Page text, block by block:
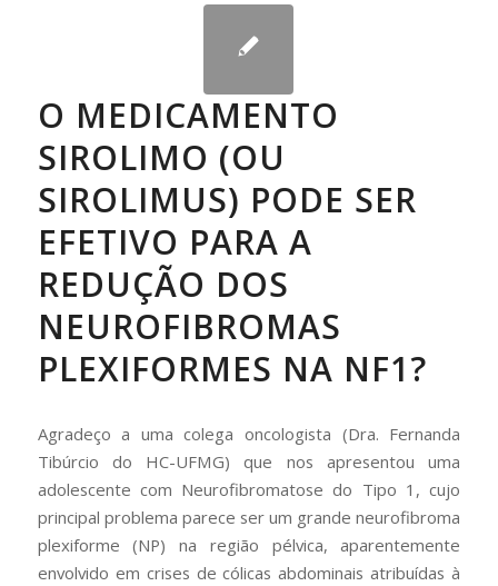
O MEDICAMENTO
SIROLIMO (OU
SIROLIMUS) PODE SER
EFETIVO PARA A
REDUÇÃO DOS
NEUROFIBROMAS
PLEXIFORMES NA NF1?
Agradeço a uma colega oncologista (Dra. Fernanda
Tibúrcio do HC-UFMG) que nos apresentou uma
adolescente com Neurofibromatose do Tipo 1, cujo
principal problema parece ser um grande neurofibroma
plexiforme (NP) na região pélvica, aparentemente
envolvido em crises de cólicas abdominais atribuídas à